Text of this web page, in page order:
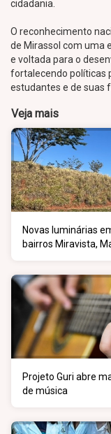
cidadania.
O reconhecimento
de Mirassol com uma
e voltada para o
fortalecendo políticas
estudantes e de suas
Veja mais
Novas luminárias
bairros Miravista,
Projeto Guri abre
de música